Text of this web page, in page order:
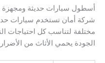
أسطول سيارات حديثة ومجهزة
شركة أمان تستخدم سيارات
مختلفة لتناسب كل احتياجات
الجودة يحمي الأثاث من